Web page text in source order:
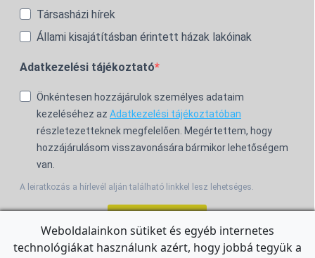
Társasházi hírek
Állami kisajátításban érintett házak lakóinak
Adatkezelési tájékoztató
Önkéntesen hozzájárulok személyes adataim
kezeléséhez az Adatkezelési tájékoztatóban
részletezetteknek megfelelően. Megértettem, hogy
hozzájárulásom visszavonására bármikor lehetőségem
van.
A leiratkozás a hírlevél alján található linkkel lesz lehetséges.
Weboldalainkon sütiket és egyéb internetes
technológiákat használunk azért, hogy jobbá tegyük a